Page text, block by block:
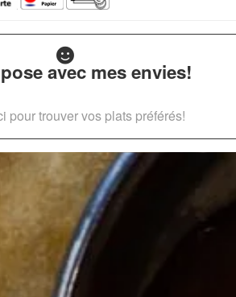
avec mes envies!
pour trouver vos plats préférés!